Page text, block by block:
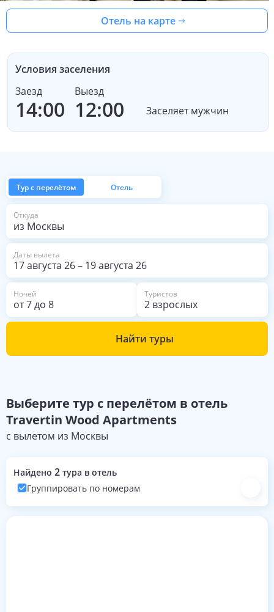
Отель на карте
Условия заселения
Заезд
14:00
Выезд
12:00 Заселяет мужчин
Тур с перелётом Отель
Откуда
из Москвы
Даты вылета
17 августа 26– 19 августа 26
Ночей
от7до 8
Туристов
2 взрослых
Найти туры
Выберите тур с перелётом в отель
Travertin Wood Apartments
с вылетом из Москвы
Найдено 2 тура в отель
Группировать по номерам